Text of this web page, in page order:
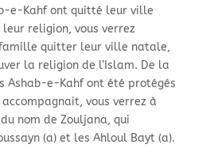
e-Kahf ont quitté leur ville
religion, vous verrez
famille quitter leur ville natale,
la religion de l’Islam. De la
Ashab-e-Kahf ont été protégés
vous verrez à
nom de Zouljana, qui
(a) et les Ahloul Bayt (a).